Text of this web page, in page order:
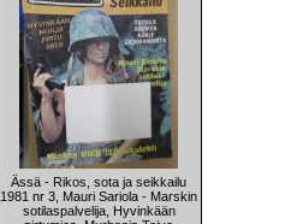
Ässä - Rikos, sota ja seikkailu
1981 nr 3, Mauri Sariola - Marskin
sotilaspalvelija, Hyvinkään